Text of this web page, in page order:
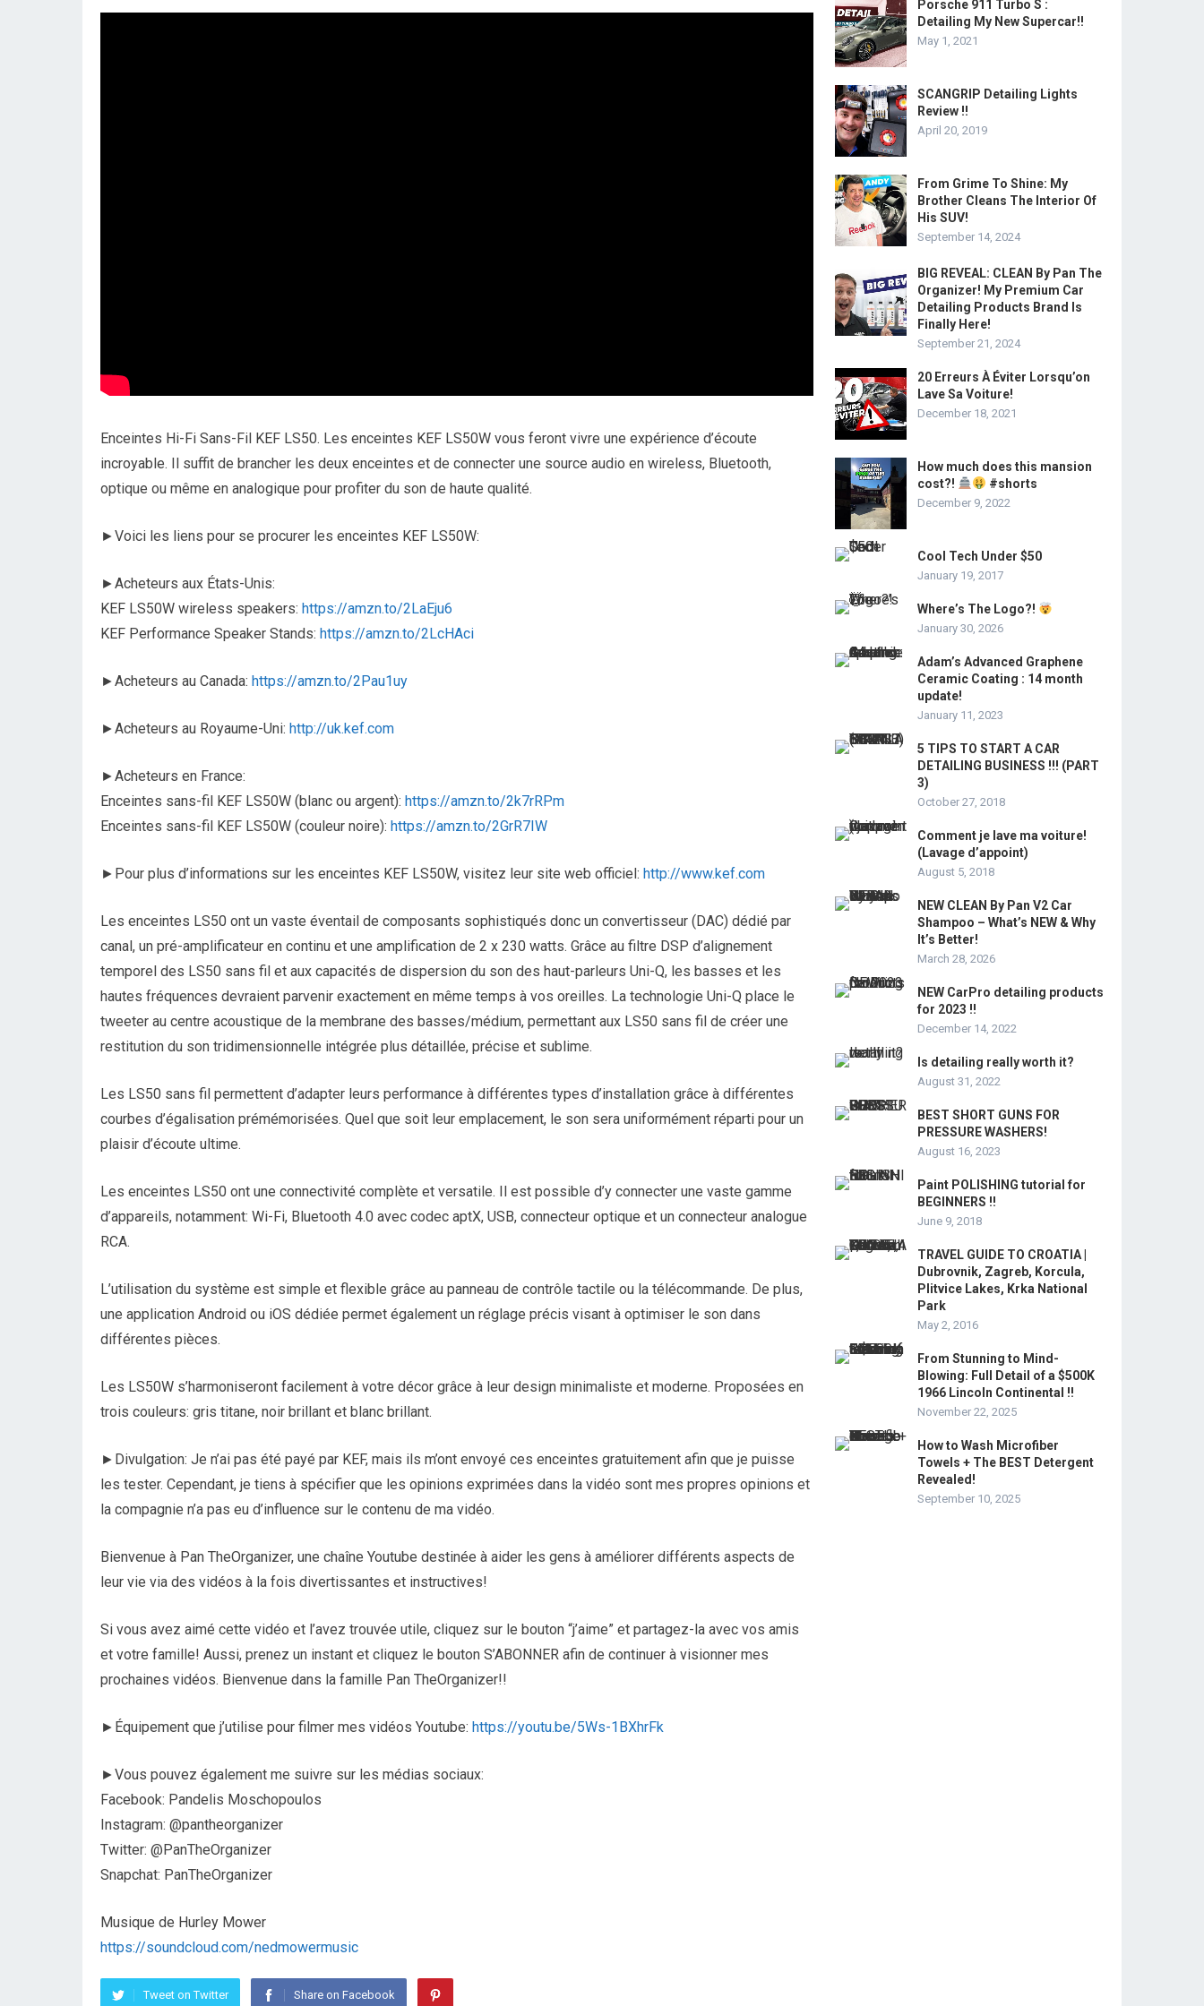
Enceintes Hi-Fi Sans-Fil KEF LS50. Les enceintes KEF LS50W vous feront vivre une expérience d’écoute
incroyable. Il suffit de brancher les deux enceintes et de connecter une source audio en wireless, Bluetooth,
optique ou même en analogique pour profiter du son de haute qualité.
►Voici les liens pour se procurer les enceintes KEF LS50W:
►Acheteurs aux États-Unis:
KEF LS50W wireless speakers: https://amzn.to/2LaEju6
KEF Performance Speaker Stands: https://amzn.to/2LcHAci
►Acheteurs au Canada: https://amzn.to/2Pau1uy
►Acheteurs au Royaume-Uni: http://uk.kef.com
►Acheteurs en France:
Enceintes sans-fil KEF LS50W (blanc ou argent): https://amzn.to/2k7rRPm
Enceintes sans-fil KEF LS50W (couleur noire): https://amzn.to/2GrR7IW
►Pour plus d’informations sur les enceintes KEF LS50W, visitez leur site web officiel: http://www.kef.com
Les enceintes LS50 ont un vaste éventail de composants sophistiqués donc un convertisseur (DAC) dédié par
canal, un pré-amplificateur en continu et une amplification de 2 x 230 watts. Grâce au filtre DSP d’alignement
temporel des LS50 sans fil et aux capacités de dispersion du son des haut-parleurs Uni-Q, les basses et les
hautes fréquences devraient parvenir exactement en même temps à vos oreilles. La technologie Uni-Q place le
tweeter au centre acoustique de la membrane des basses/médium, permettant aux LS50 sans fil de créer une
restitution du son tridimensionnelle intégrée plus détaillée, précise et sublime.
Les LS50 sans fil permettent d’adapter leurs performance à différentes types d’installation grâce à différentes
courbes d’égalisation prémémorisées. Quel que soit leur emplacement, le son sera uniformément réparti pour un
plaisir d’écoute ultime.
Les enceintes LS50 ont une connectivité complète et versatile. Il est possible d’y connecter une vaste gamme
d’appareils, notamment: Wi-Fi, Bluetooth 4.0 avec codec aptX, USB, connecteur optique et un connecteur analogue
RCA.
L’utilisation du système est simple et flexible grâce au panneau de contrôle tactile ou la télécommande. De plus,
une application Android ou iOS dédiée permet également un réglage précis visant à optimiser le son dans
différentes pièces.
Les LS50W s’harmoniseront facilement à votre décor grâce à leur design minimaliste et moderne. Proposées en
trois couleurs: gris titane, noir brillant et blanc brillant.
►Divulgation: Je n’ai pas été payé par KEF, mais ils m’ont envoyé ces enceintes gratuitement afin que je puisse
les tester. Cependant, je tiens à spécifier que les opinions exprimées dans la vidéo sont mes propres opinions et
la compagnie n’a pas eu d’influence sur le contenu de ma vidéo.
Bienvenue à Pan TheOrganizer, une chaîne Youtube destinée à aider les gens à améliorer différents aspects de
leur vie via des vidéos à la fois divertissantes et instructives!
Si vous avez aimé cette vidéo et l’avez trouvée utile, cliquez sur le bouton “j’aime” et partagez-la avec vos amis
et votre famille! Aussi, prenez un instant et cliquez le bouton S’ABONNER afin de continuer à visionner mes
prochaines vidéos. Bienvenue dans la famille Pan TheOrganizer!!
►Équipement que j’utilise pour filmer mes vidéos Youtube: https://youtu.be/5Ws-1BXhrFk
►Vous pouvez également me suivre sur les médias sociaux:
Facebook: Pandelis Moschopoulos
Instagram: @pantheorganizer
Twitter: @PanTheOrganizer
Snapchat: PanTheOrganizer
Musique de Hurley Mower
https://soundcloud.com/nedmowermusic
Tweet on Twitter Share on Facebook
Porsche 911 Turbo S :
Detailing My New Supercar!!
May 1, 2021
SCANGRIP Detailing Lights
Review !!
April 20, 2019
From Grime To Shine: My
Brother Cleans The Interior Of
His SUV!
September 14, 2024
BIG REVEAL: CLEAN By Pan The
Organizer! My Premium Car
Detailing Products Brand Is
Finally Here!
September 21, 2024
20 Erreurs À Éviter Lorsqu’on
Lave Sa Voiture!
December 18, 2021
How much does this mansion
cost?!
#shorts
December 9, 2022
Cool Tech Under $50
January 19, 2017
Where’s The Logo?!
January 30, 2026
Adam’s Advanced Graphene
Ceramic Coating : 14 month
update!
January 11, 2023
5 TIPS TO START A CAR
DETAILING BUSINESS !!! (PART
3)
October 27, 2018
Comment je lave ma voiture!
(Lavage d’appoint)
August 5, 2018
NEW CLEAN By Pan V2 Car
Shampoo – What’s NEW & Why
It’s Better!
March 28, 2026
NEW CarPro detailing products
for 2023 !!
December 14, 2022
Is detailing really worth it?
August 31, 2022
BEST SHORT GUNS FOR
PRESSURE WASHERS!
August 16, 2023
Paint POLISHING tutorial for
BEGINNERS !!
June 9, 2018
TRAVEL GUIDE TO CROATIA |
Dubrovnik, Zagreb, Korcula,
Plitvice Lakes, Krka National
Park
May 2, 2016
From Stunning to Mind-
Blowing: Full Detail of a $500K
1966 Lincoln Continental !!
November 22, 2025
How to Wash Microfiber
Towels + The BEST Detergent
Revealed!
September 10, 2025